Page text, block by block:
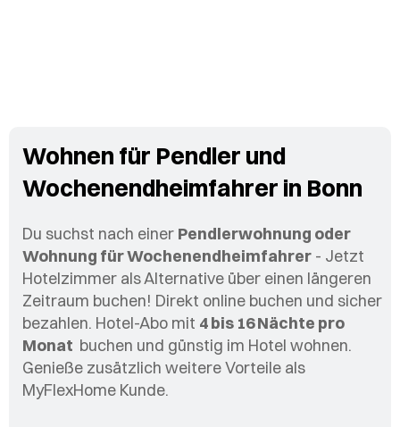
Wohnen für Pendler und
Wochenendheimfahrer in Bonn
Du suchst nach einer Pendlerwohnung oder
Wohnung für Wochenendheimfahrer - Jetzt
Hotelzimmer als Alternative über einen längeren
Zeitraum buchen! Direkt online buchen und sicher
bezahlen. Hotel-Abo mit 4 bis 16 Nächte pro
Monat buchen und günstig im Hotel wohnen.
Genieße zusätzlich weitere Vorteile als
MyFlexHome Kunde.